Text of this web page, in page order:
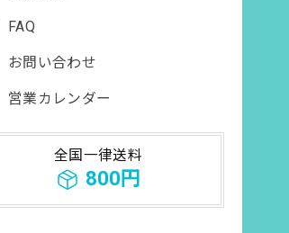
FAQ
お問い合わせ
営業カレンダー
全国一律送料
800円